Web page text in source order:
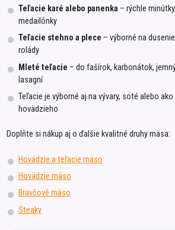
Teľacie karé alebo panenka – rýchle
medailónky
Teľacie stehno a plece – výborné na
rolády
Mleté teľacie – do fašírok, karbonátok,
lasagní
Teľacie je výborné aj na vývary, soté alebo
hovädzieho
Doplňte si nákup aj o ďalšie kvalitné druhy mäsa:
Hovädzie a teľacie mäso
Hovädzie mäso
Bravčové mäso
Steaky